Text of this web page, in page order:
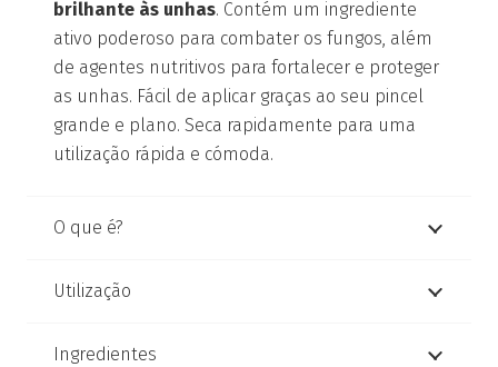
brilhante às unhas. Contém um ingrediente
ativo poderoso para combater os fungos, além
de agentes nutritivos para fortalecer e proteger
as unhas. Fácil de aplicar graças ao seu pincel
grande e plano. Seca rapidamente para uma
utilização rápida e cómoda.
O que é?
Utilização
Ingredientes